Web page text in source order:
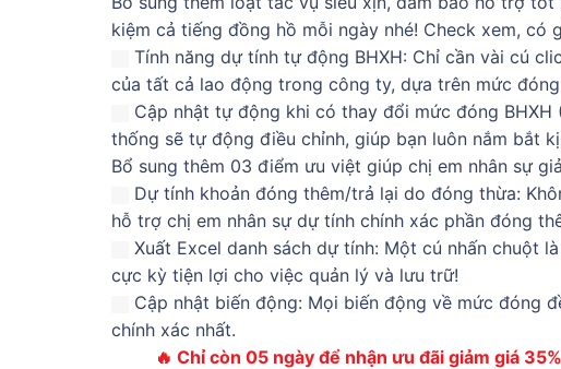
kiệm cả tiếng đồng hồ mỗi ngày nhé! Check xem, có
Tính năng dự tính tự động BHXH: Chỉ cần vài cú
của tất cả lao động trong công ty, dựa trên mức
Cập nhật tự động khi có thay đổi mức đóng
thống sẽ tự động điều chỉnh, giúp bạn luôn nắm bắt
Bổ sung thêm 03 điểm ưu việt giúp chị em nhân sự
Dự tính khoản đóng thêm/trả lại do đóng thừa:
hỗ trợ chị em nhân sự dự tính chính xác phần đóng
Xuất Excel danh sách dự tính: Một cú nhấn chuột
cực kỳ tiện lợi cho việc quản lý và lưu trữ!
Cập nhật biến động: Mọi biến động về mức đóng
chính xác nhất.
🔥 Chỉ còn 05 ngày để nhận ưu đãi giảm giá